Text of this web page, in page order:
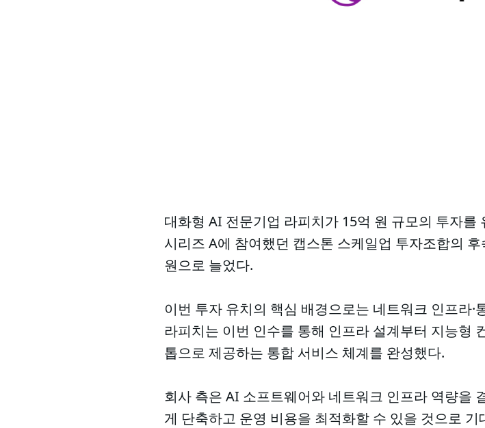
대화형 AI 전문기업 라피치가 15억 원 규모의 투자를
시리즈 A에 참여했던 캡스톤 스케일업 투자조합의
원으로 늘었다.
이번 투자 유치의 핵심 배경으로는 네트워크 인프라
라피치는 이번 인수를 통해 인프라 설계부터 지능형
톱으로 제공하는 통합 서비스 체계를 완성했다.
회사 측은 AI 소프트웨어와 네트워크 인프라 역량을
게 단축하고 운영 비용을 최적화할 수 있을 것으로 기